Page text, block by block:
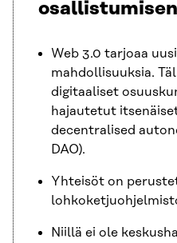
Web 3.0 tarjoaa
mahdollisuuksia.
digitaaliset
hajautetut
decentralised
DAO).
Yhteisöt on
Niillä ei ole